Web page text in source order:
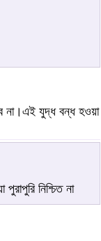
না।এই যুদ্ধ বন্ধ হওয়া
নিশ্চিত না